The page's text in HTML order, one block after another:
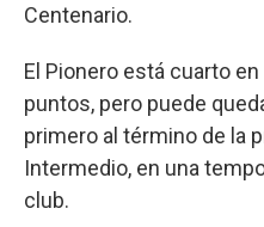
Centenario.
El Pionero está cuarto en
puntos, pero puede
primero al término de la
Intermedio, en una
club.